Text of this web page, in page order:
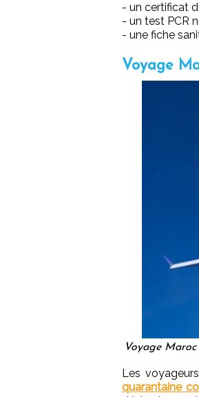
- un certificat
- un test PCR
- une fiche
Voyage
Voyage
Les
quarantaine